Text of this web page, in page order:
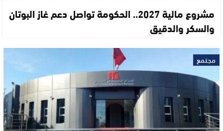
مشروع مالية 2027.. الحكومة تواصل دعم غاز البوتان
والسكر والدقيق
مجتمع